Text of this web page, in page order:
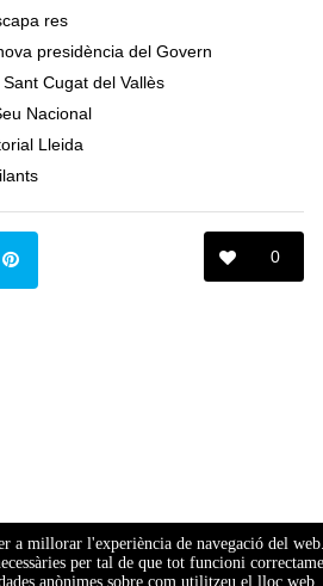
res
presidència del Govern
Cugat del Vallès
Nacional
Lleida
0
a millorar l'experiència de navegació del
per tal de que tot funcioni
anònimes sobre com utilitzeu el lloc web,